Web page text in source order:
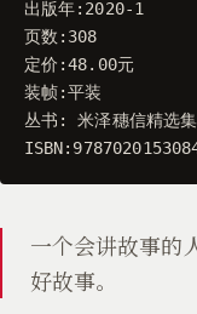
出版年: 2020-1
页数 : 308
定价 :48.00元
装帧:平装
丛书 :
米泽穗信精选集
ISBN:
一个会讲故事的
好故事。